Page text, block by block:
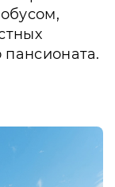
пансионата.